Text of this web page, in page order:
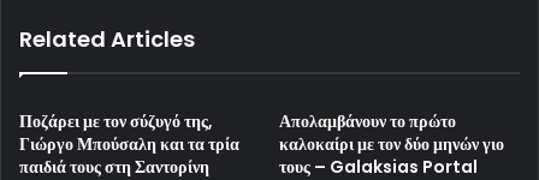
Related Articles
Ποζάρει με τον σύζυγό της,
Γιώργο Μπούσαλη και τα τρία
παιδιά τους στη Σαντορίνη
Απολαμβάνουν το πρώτο
καλοκαίρι με τον δύο μηνών γιο
τους – Galaksias Portal